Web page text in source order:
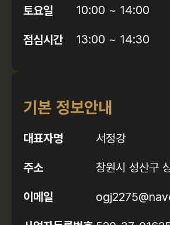
토요일 10:00 ~ 14:00
점심시간 13:00 ~ 14:30
기본 정보안내
대표자명 서정강
주소 창원시 성산구
이메일